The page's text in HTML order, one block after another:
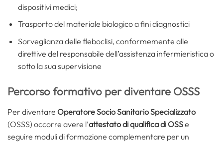
dispositivi medici;
Trasporto del materiale biologico a fini diagnostici
Sorveglianza delle fleboclisi, conformemente alle
direttive del responsabile dell’assistenza infermieristica o
sotto la sua supervisione
Percorso formativo per diventare OSSS
Per diventare Operatore Socio Sanitario Specializzato
(OSSS) occorre avere l’attestato di qualifica di OSSe
seguire moduli di formazione complementare per un